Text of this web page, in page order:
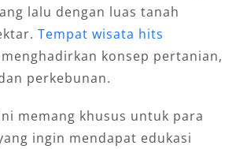
lalu dengan luas tanah
Tempat wisata hits
konsep pertanian,
perkebunan.
memang khusus untuk para
ingin mendapat edukasi